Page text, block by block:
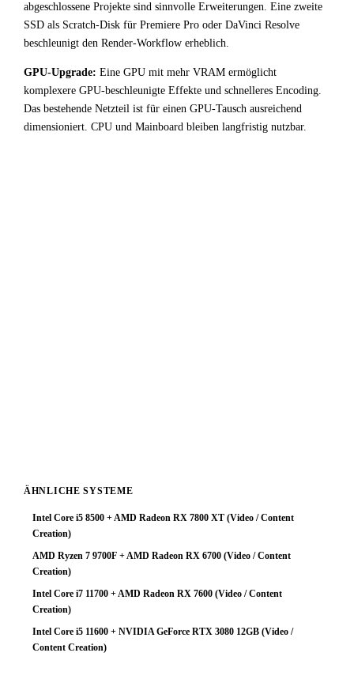
abgeschlossene Projekte sind sinnvolle Erweiterungen. Eine zweite
SSD als Scratch-Disk für Premiere Pro oder DaVinci Resolve
beschleunigt den Render-Workflow erheblich.
GPU-Upgrade: Eine GPU mit mehr VRAM ermöglicht
komplexere GPU-beschleunigte Effekte und schnelleres Encoding.
Das bestehende Netzteil ist für einen GPU-Tausch ausreichend
dimensioniert. CPU und Mainboard bleiben langfristig nutzbar.
ÄHNLICHE SYSTEME
Intel Core i5 8500 + AMD Radeon RX 7800 XT (Video / Content
Creation)
AMD Ryzen 7 9700F + AMD Radeon RX 6700 (Video / Content
Creation)
Intel Core i7 11700 + AMD Radeon RX 7600 (Video / Content
Creation)
Intel Core i5 11600 + NVIDIA GeForce RTX 3080 12GB (Video /
Content Creation)